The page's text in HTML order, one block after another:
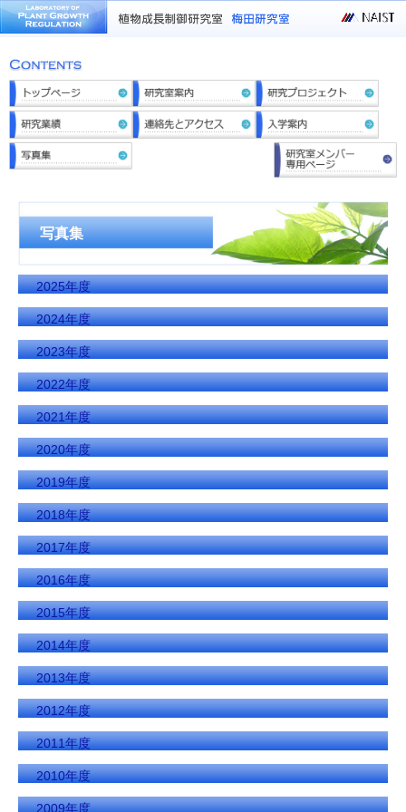
写真集
2025年度
2024年度
2023年度
2022年度
2021年度
2020年度
2019年度
2018年度
2017年度
2016年度
2015年度
2014年度
2013年度
2012年度
2011年度
2010年度
2009年度